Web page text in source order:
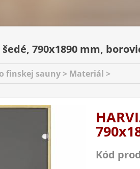
šedé, 790x1890 mm,
finskej sauny > Materiál >
Kód